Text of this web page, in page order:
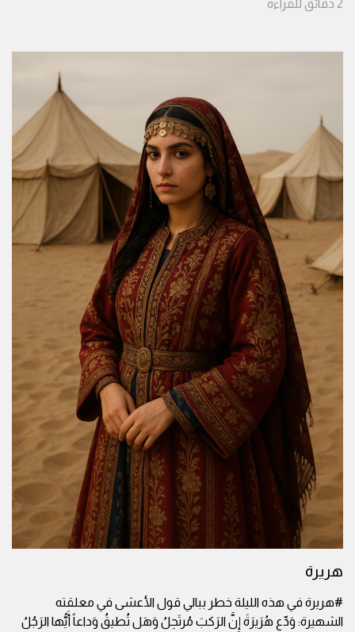
2 دقائق للقراءة
هريرة
#هريرة في هذه الليلة خطر ببالي قول الأعشى في معلقته
الشهيرة: وَدِّع هُرَيرَةَ إِنَّ الرَكبَ مُرتَحِلُ وَهَل تُطيقُ وَداعاً أَيُّها الرَجُلُ